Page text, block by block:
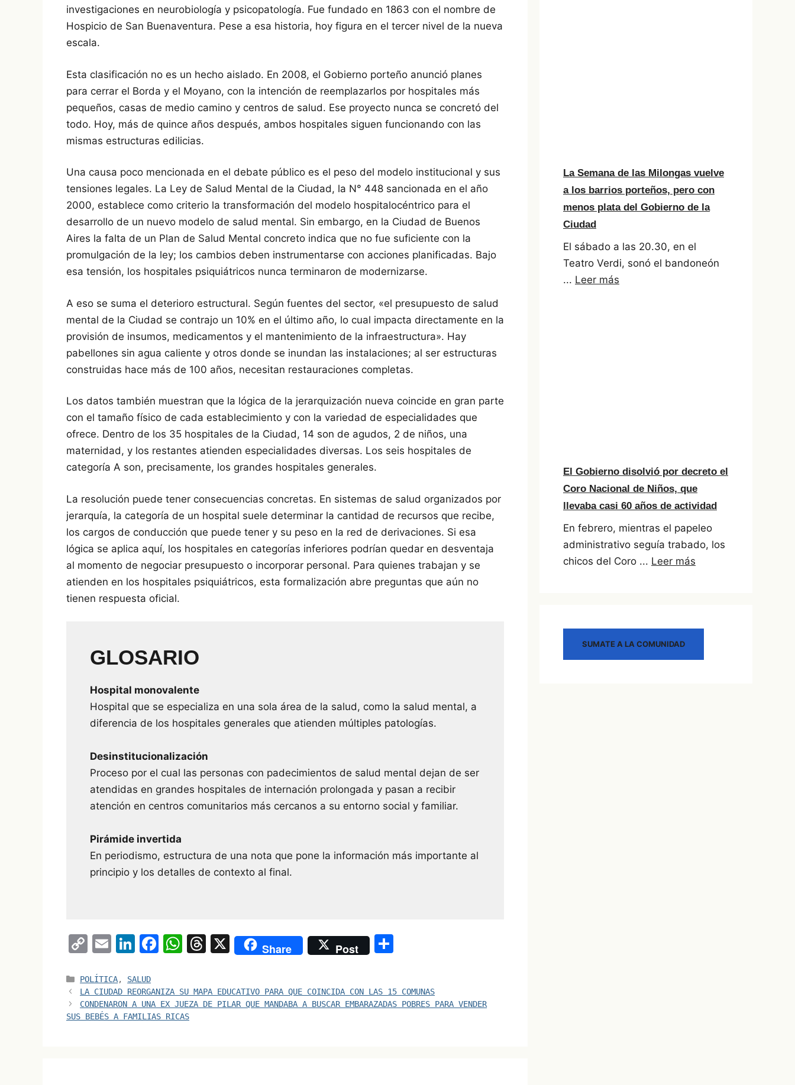
investigaciones en neurobiología y psicopatología. Fue fundado en 1863 con el nombre de
Hospicio de San Buenaventura. Pese a esa historia, hoy figura en el tercer nivel de la nueva
escala.
Esta clasificación no es un hecho aislado. En 2008, el Gobierno porteño anunció planes
para cerrar el Borda y el Moyano, con la intención de reemplazarlos por hospitales más
pequeños, casas de medio camino y centros de salud. Ese proyecto nunca se concretó del
todo. Hoy, más de quince años después, ambos hospitales siguen funcionando con las
mismas estructuras edilicias.
Una causa poco mencionada en el debate público es el peso del modelo institucional y sus
tensiones legales. La Ley de Salud Mental de la Ciudad, la N° 448 sancionada en el año
2000, establece como criterio la transformación del modelo hospitalocéntrico para el
desarrollo de un nuevo modelo de salud mental. Sin embargo, en la Ciudad de Buenos
Aires la falta de un Plan de Salud Mental concreto indica que no fue suficiente con la
promulgación de la ley; los cambios deben instrumentarse con acciones planificadas. Bajo
esa tensión, los hospitales psiquiátricos nunca terminaron de modernizarse.
A eso se suma el deterioro estructural. Según fuentes del sector, «el presupuesto de salud
mental de la Ciudad se contrajo un 10% en el último año, lo cual impacta directamente en la
provisión de insumos, medicamentos y el mantenimiento de la infraestructura». Hay
pabellones sin agua caliente y otros donde se inundan las instalaciones; al ser estructuras
construidas hace más de 100 años, necesitan restauraciones completas.
Los datos también muestran que la lógica de la jerarquización nueva coincide en gran parte
con el tamaño físico de cada establecimiento y con la variedad de especialidades que
ofrece. Dentro de los 35 hospitales de la Ciudad, 14 son de agudos, 2 de niños, una
maternidad, y los restantes atienden especialidades diversas. Los seis hospitales de
categoría A son, precisamente, los grandes hospitales generales.
La resolución puede tener consecuencias concretas. En sistemas de salud organizados por
jerarquía, la categoría de un hospital suele determinar la cantidad de recursos que recibe,
los cargos de conducción que puede tener y su peso en la red de derivaciones. Si esa
lógica se aplica aquí, los hospitales en categorías inferiores podrían quedar en desventaja
al momento de negociar presupuesto o incorporar personal. Para quienes trabajan y se
atienden en los hospitales psiquiátricos, esta formalización abre preguntas que aún no
tienen respuesta oficial.
GLOSARIO
Hospital monovalente
Hospital que se especializa en una sola área de la salud, como la salud mental, a
diferencia de los hospitales generales que atienden múltiples patologías.
Desinstitucionalización
Proceso por el cual las personas con padecimientos de salud mental dejan de ser
atendidas en grandes hospitales de internación prolongada y pasan a recibir
atención en centros comunitarios más cercanos a su entorno social y familiar.
Pirámide invertida
En periodismo, estructura de una nota que pone la información más importante al
principio y los detalles de contexto al final.
C
p
y
Li
E
ai
l
Li
k
e
dI
F
e
b
W
s
A
T
a
X Share Post
e
Categorías
POLÍTICA, SALUD
LA CIUDAD REORGANIZA SU MAPA EDUCATIVO PARA QUE COINCIDA CON LAS 15 COMUNAS
CONDENARON A UNA EX JUEZA DE PILAR QUE MANDABA A BUSCAR EMBARAZADAS POBRES PARA VENDER
SUS BEBÉS A FAMILIAS RICAS
La Semana de las Milongas vuelve
a los barrios porteños, pero con
menos plata del Gobierno de la
Ciudad
El sábado a las 20.30, en el
Teatro Verdi, sonó el bandoneón
... Leer más
El Gobierno disolvió por decreto el
Coro Nacional de Niños, que
llevaba casi 60 años de actividad
En febrero, mientras el papeleo
administrativo seguía trabado, los
chicos del Coro ... Leer más
SUMATE A LA COMUNIDAD